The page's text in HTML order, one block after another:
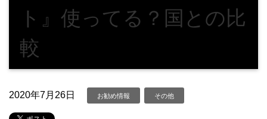
ト』使ってる？国との比
較
2020年7月26日 お勧め情報 その他